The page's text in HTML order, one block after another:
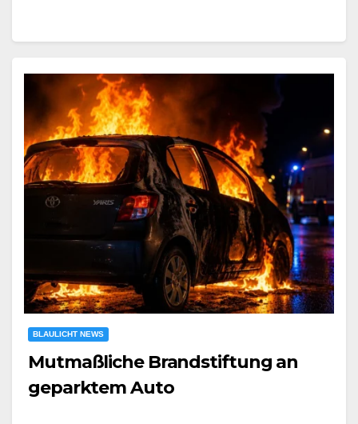
BLAULICHT NEWS
Mutmaßliche Brandstiftung an
geparktem Auto